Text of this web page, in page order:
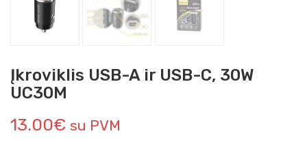
Įkroviklis USB-A ir USB-C, 30W
UC30M
13.00€ su PVM